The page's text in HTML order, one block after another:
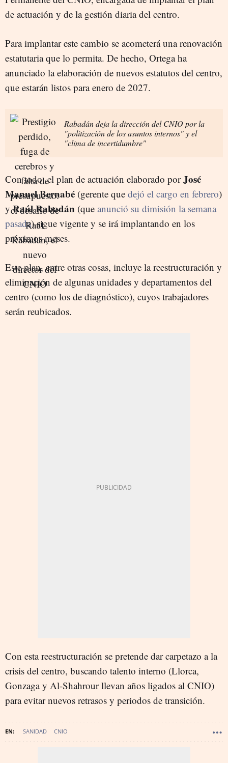
de actuación y de la gestión diaria del centro.
Para implantar este cambio se acometerá una renovación
estatutaria que lo permita. De hecho, Ortega ha
anunciado la elaboración de nuevos estatutos del centro,
que estarán listos para enero de 2027.
Rabadán deja la dirección del CNIO por la
"politización de los asuntos internos" y el
"clima de incertidumbre"
Con todo, el plan de actuación elaborado porJosé
Manuel Bernabé (gerente que dejó el cargo en febrero)
yRaúl Rabadán (que anunció su dimisión la semana
pasada) sigue vigente y se irá implantando en los
próximos meses.
Este plan, entre otras cosas, incluye la reestructuración y
eliminación de algunas unidades y departamentos del
centro (como los de diagnóstico), cuyos trabajadores
serán reubicados.
Con esta reestructuración se pretende dar carpetazo a la
crisis del centro, buscando talento interno (Llorca,
Gonzaga y Al-Shahrour llevan años ligados al CNIO)
para evitar nuevos retrasos y periodos de transición.
SANIDAD CNIO